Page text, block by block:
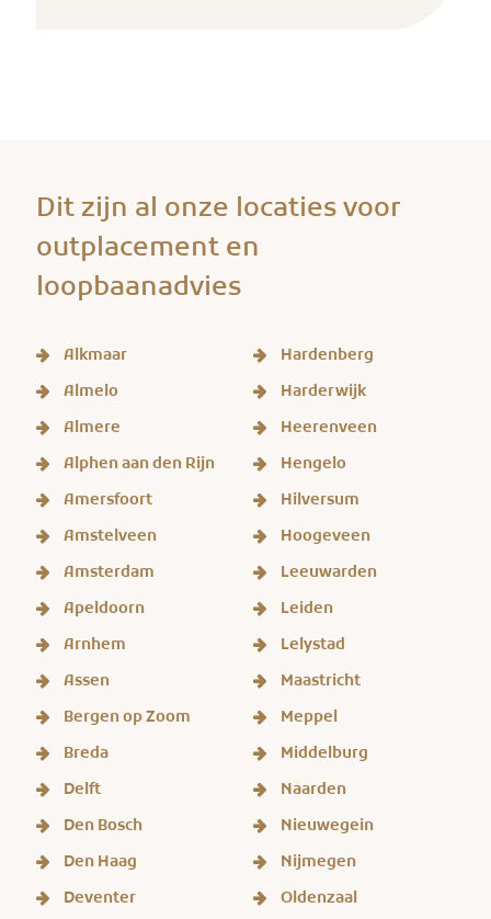
Dit zijn al onze locaties voor
outplacement en
loopbaanadvies
Alkmaar
Almelo
Almere
Alphen aan den Rijn
Amersfoort
Amstelveen
Amsterdam
Apeldoorn
Arnhem
Assen
Bergen op Zoom
Breda
Delft
Den Bosch
Den Haag
Deventer
Hardenberg
Harderwijk
Heerenveen
Hengelo
Hilversum
Hoogeveen
Leeuwarden
Leiden
Lelystad
Maastricht
Meppel
Middelburg
Naarden
Nieuwegein
Nijmegen
Oldenzaal